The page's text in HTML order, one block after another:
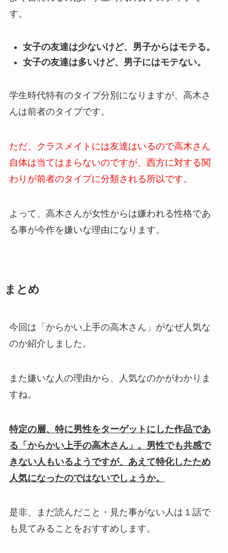
す。
女子の友達は少ないけど、男子からはモテる。
女子の友達は多いけど、男子にはモテない。
学生時代特有のタイプ分別になりますが、高木さ
んは前者のタイプです。
ただ、クラスメイトには友達はいるので高木さん
自体は当てはまらないのですが、西方に対する関
わりが前者のタイプに分類される所以です。
よって、高木さんが女性からは嫌われる性格であ
る事が今作を嫌いな理由になります。
まとめ
今回は「からかい上手の高木さん」がなぜ人気な
のか紹介しました。
また嫌いな人の理由から、人気なのかがわかりま
すね。
特定の層、特に男性をターゲットにした作品であ
る「からかい上手の高木さん」。男性でも共感で
きない人もいるようですが、あえて特化したため
人気になったのではないでしょうか。
是非、まだ読んだこと・見た事がない人は１話で
も見てみることをおすすめします。